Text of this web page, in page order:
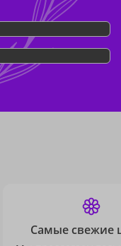
Самые свежие